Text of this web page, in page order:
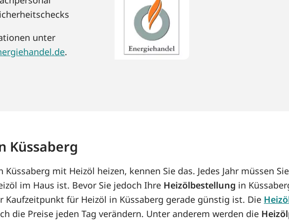
unter
.
Küssaberg
Küssaberg mit Heizöl heizen, kennen Sie das. Jedes Jahr müssen
im Haus ist. Bevor Sie jedoch Ihre Heizölbestellung in
Kaufzeitpunkt für Heizöl in Küssaberg gerade günstig ist. Die
die Preise jeden Tag verändern. Unter anderem werden die